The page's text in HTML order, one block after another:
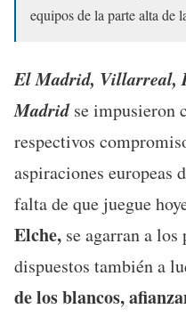
equipos de la parte alta de
El Madrid, Villarreal,
Madridse impusieron
respectivos
aspiraciones europeas
falta de que juegue
Elche, se agarran a
dispuestos también a
de los blancos,